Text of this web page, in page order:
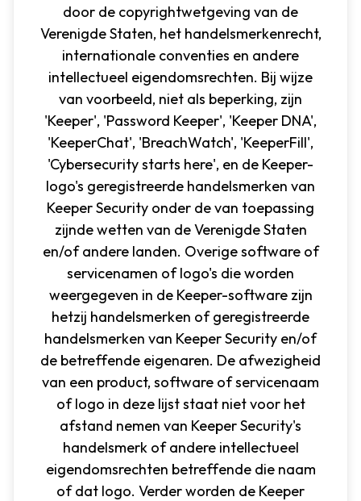
door de copyrightwetgeving van de
Verenigde Staten, het handelsmerkenrecht,
internationale conventies en andere
intellectueel eigendomsrechten. Bij wijze
van voorbeeld, niet als beperking, zijn
'Keeper', 'Password Keeper', 'Keeper DNA',
'KeeperChat', 'BreachWatch', 'KeeperFill',
'Cybersecurity starts here', en de Keeper-
logo's geregistreerde handelsmerken van
Keeper Security onder de van toepassing
zijnde wetten van de Verenigde Staten
en/of andere landen. Overige software of
servicenamen of logo's die worden
weergegeven in de Keeper-software zijn
hetzij handelsmerken of geregistreerde
handelsmerken van Keeper Security en/of
de betreffende eigenaren. De afwezigheid
van een product, software of servicenaam
of logo in deze lijst staat niet voor het
afstand nemen van Keeper Security's
handelsmerk of andere intellectueel
eigendomsrechten betreffende die naam
of dat logo. Verder worden de Keeper